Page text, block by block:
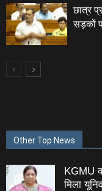
छात्र
सड़कों
Other Top News
KGMU
मिला